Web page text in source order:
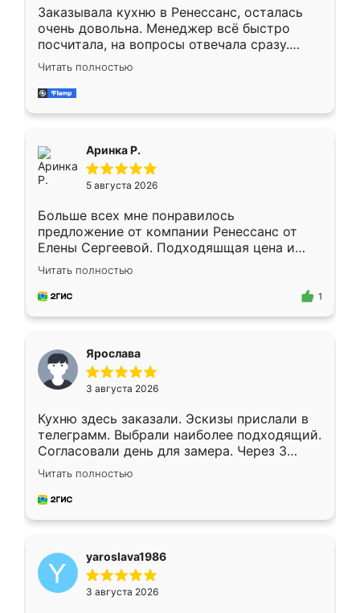
Заказывала кухню в Ренессанс, осталась
очень довольна. Менеджер всё быстро
посчитала, на вопросы отвечала сразу.
Замерщик приехал в субботу, подошёл к
делу со всей ответственностью. Собрали
за день, ребята работали аккуратно, даже
Читать полностью
Аринка Р.
5 августа 2026
Больше всех мне понравилось
предложение от компании Ренессанс от
Елены Сергеевой. Подходяшщая цена и
короткие сроки изготовления. Приехавший
для замера сотрудник Владислав
предложил по моему эскизу самый
Читать полностью
1
Ярослава
3 августа 2026
Кухню здесь заказали. Эскизы прислали в
телеграмм. Выбрали наиболее подходящий.
Согласовали день для замера. Через 3
недели кухня была уже готова. Остались
довольны работой. Спасибо Ренессанс
мебель за качественную работу!
Читать полностью
yaroslava1986
3 августа 2026